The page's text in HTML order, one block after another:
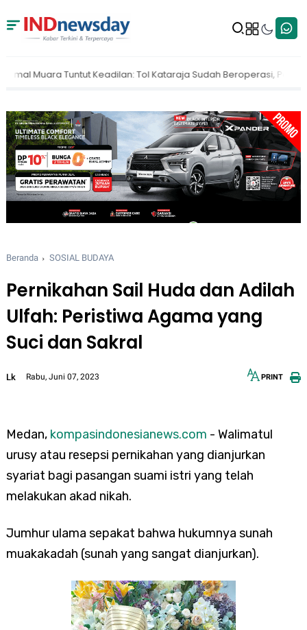
Sudah Beroperasi, Pemerintah Belum Bayar Ganti Rugi
Beranda SOSIAL BUDAYA
Pernikahan Sail Huda dan Adilah
Ulfah: Peristiwa Agama yang
Suci dan Sakral
Lk Rabu, Juni 07, 2023 PRINT
Medan, kompasindonesianews.com - Walimatul
urusy atau resepsi pernikahan yang dianjurkan
syariat bagi pasangan suami istri yang telah
melakukan akad nikah.
Jumhur ulama sepakat bahwa hukumnya sunah
muakakadah (sunah yang sangat dianjurkan).